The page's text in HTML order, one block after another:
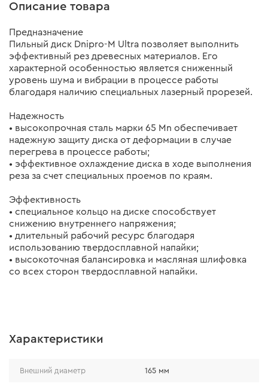
Описание товара
Предназначение
Пильный диск Dnipro-M Ultra позволяет выполнить
эффективный рез древесных материалов. Его
характерной особенностью является сниженный
уровень шума и вибрации в процессе работы
благодаря наличию специальных лазерный прорезей.
Надежность
• высокопрочная сталь марки 65 Mn обеспечивает
надежную защиту диска от деформации в случае
перегрева в процессе работы;
• эффективное охлаждение диска в ходе выполнения
реза за счет специальных проемов по краям.
Эффективность
• специальное кольцо на диске способствует
снижению внутреннего напряжения;
• длительный рабочий ресурс благодаря
использованию твердосплавной напайки;
• высокоточная балансировка и масляная шлифовка
со всех сторон твердосплавной напайки.
Характеристики
Внешний диаметр 165 мм